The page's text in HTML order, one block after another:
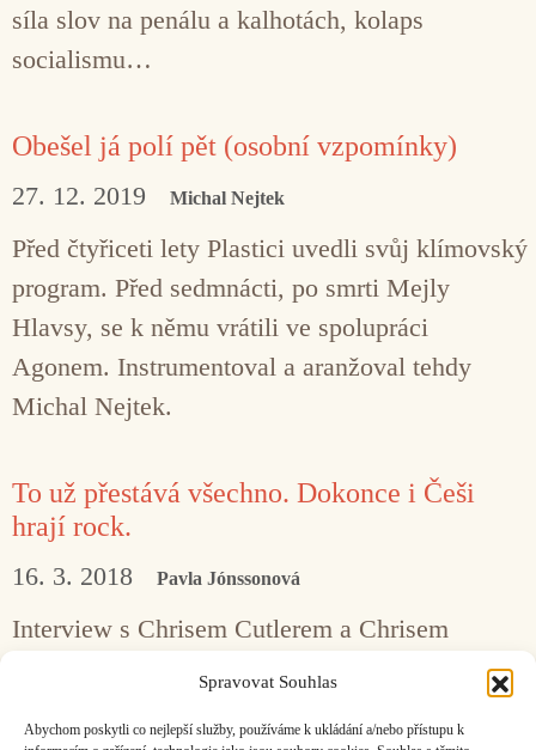
Spravovat Souhlas
Abychom poskytli co nejlepší služby, používáme k ukládání a/nebo přístupu k
síla slov na penálu a kalhotách, kolaps
socialismu…
Obešel já polí pět (osobní vzpomínky)
27. 12. 2019 Michal Nejtek
Před čtyřiceti lety Plastici uvedli svůj klímovský
program. Před sedmnácti, po smrti Mejly
Hlavsy, se k němu vrátili ve spolupráci
Agonem. Instrumentoval a aranžoval tehdy
Michal Nejtek.
To už přestává všechno. Dokonce i Češi
hrají rock.
16. 3. 2018 Pavla Jónssonová
Interview s Chrisem Cutlerem a Chrisem